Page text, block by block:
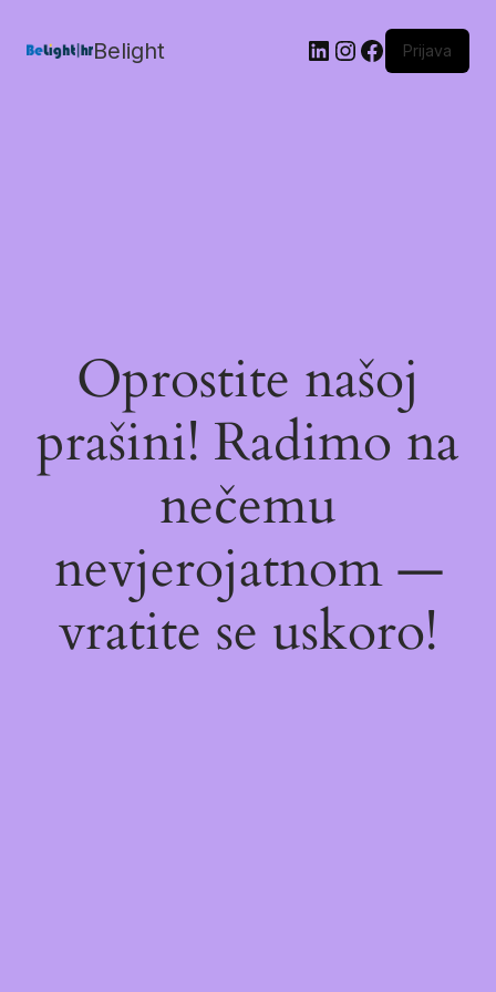
Belight Prijava
Oprostite našoj
prašini! Radimo na
nečemu
nevjerojatnom —
vratite se uskoro!